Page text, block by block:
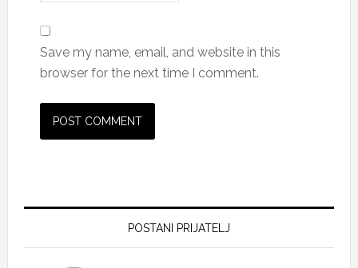
Save my name, email, and website in this
browser for the next time I comment.
Primary
POSTANI PRIJATELJ